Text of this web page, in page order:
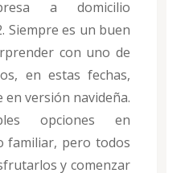
a domicilio
Siempre es un buen
con uno de
en estas fechas,
versión navideña.
opciones en
familiar, pero todos
y comenzar